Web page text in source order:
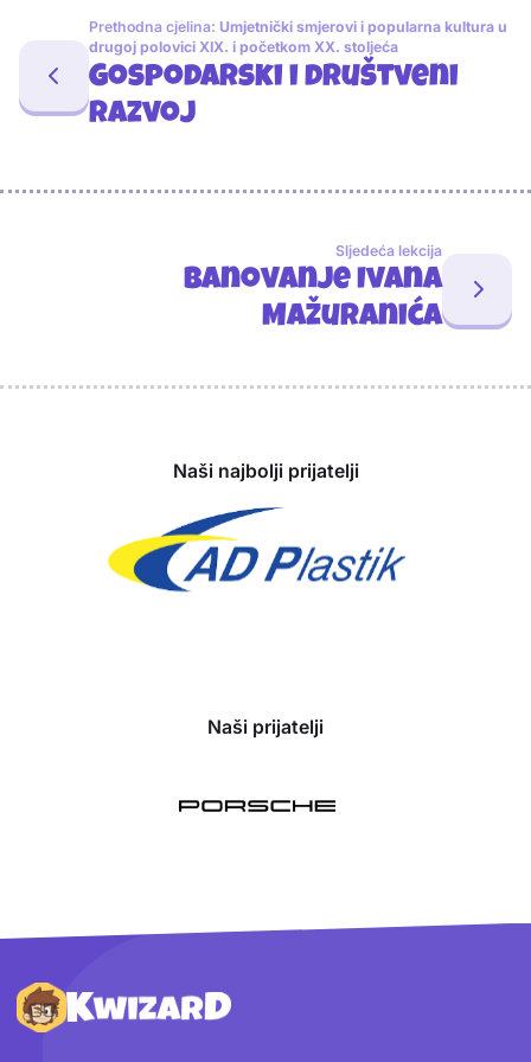
Prethodna cjelina: Umjetnički smjerovi i popularna kultura u
drugoj polovici XIX. i početkom XX. stoljeća
Gospodarski i društveni
razvoj
Sljedeća lekcija
Banovanje Ivana
Mažuranića
Naši najbolji prijatelji
Naši prijatelji